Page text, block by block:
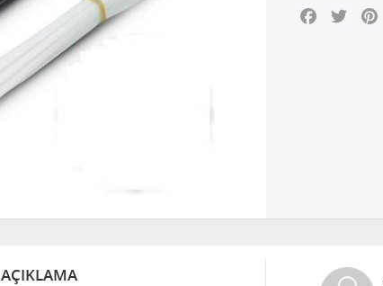
Facebook
Twitter
AÇIKLAMA